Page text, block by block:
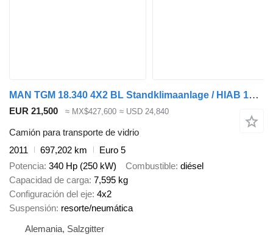
MAN TGM 18.340 4X2 BL Standklimaanlage / HIAB 144 B-3 HIDUO
EUR 21,500 ≈ MX$427,600 ≈ USD 24,840
Camión para transporte de vidrio
2011
697,202 km
Euro 5
Potencia 340 Hp (250 kW) Combustible diésel
Capacidad de carga 7,595 kg
Configuración del eje 4x2
Suspensión resorte/neumática
Alemania, Salzgitter